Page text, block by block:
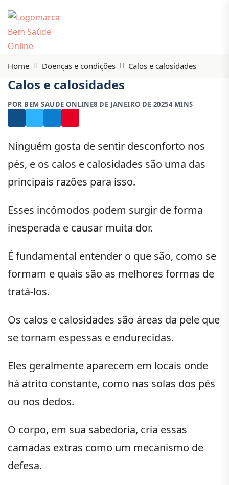
Home Doenças e condições Calos e calosidades
Calos e calosidades
POR BEM SAUDE ONLINE8 DE JANEIRO DE 20254 MINS
Ninguém gosta de sentir desconforto nos
pés, e os calos e calosidades são uma das
principais razões para isso.
Esses incômodos podem surgir de forma
inesperada e causar muita dor.
É fundamental entender o que são, como se
formam e quais são as melhores formas de
tratá-los.
Os calos e calosidades são áreas da pele que
se tornam espessas e endurecidas.
Eles geralmente aparecem em locais onde
há atrito constante, como nas solas dos pés
ou nos dedos.
O corpo, em sua sabedoria, cria essas
camadas extras como um mecanismo de
defesa.